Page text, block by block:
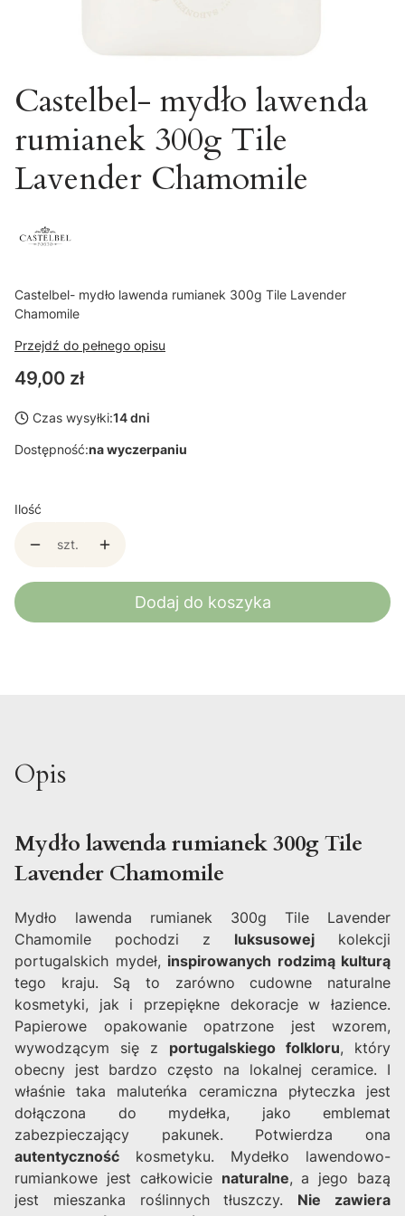
Castelbel- mydło lawenda
rumianek 300g Tile
Lavender Chamomile
Castelbel- mydło lawenda rumianek 300g Tile Lavender
Chamomile
Przejdź do pełnego opisu
Cena
49,00 zł
Czas wysyłki:14 dni
Dostępność:na wyczerpaniu
Ilość
szt.
Dodaj do koszyka
Opis
Mydło lawenda rumianek 300g Tile
Lavender Chamomile
Mydło lawenda rumianek 300g Tile Lavender
Chamomile pochodzi z luksusowej kolekcji
portugalskich mydeł, inspirowanych rodzimą kulturą
tego kraju. Są to zarówno cudowne naturalne
kosmetyki, jak i przepiękne dekoracje w łazience.
Papierowe opakowanie opatrzone jest wzorem,
wywodzącym się z portugalskiego folkloru, który
obecny jest bardzo często na lokalnej ceramice. I
właśnie taka maluteńka ceramiczna płyteczka jest
dołączona do mydełka, jako emblemat
zabezpieczający pakunek. Potwierdza ona
autentyczność kosmetyku. Mydełko lawendowo-
rumiankowe jest całkowicie naturalne, a jego bazą
jest mieszanka roślinnych tłuszczy. Nie zawiera